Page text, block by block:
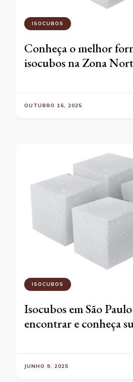
ISOCUBOS
Conheça o melhor
isocubos na Zona
OUTUBRO 16, 2025
ISOCUBOS
Isocubos em São
encontrar e conheça
JUNHO 9, 2025